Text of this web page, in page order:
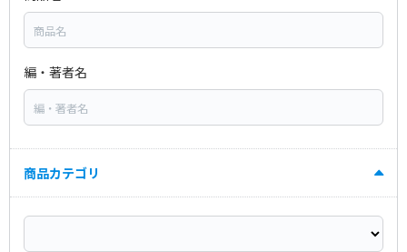
編・著者名
商品カテゴリ